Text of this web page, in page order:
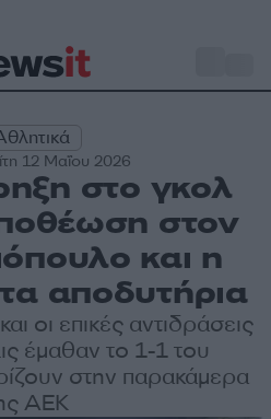
12 Μαΐου 2026
στο γκολ
στον
και η
αποδυτήρια
οι επικές αντιδράσεις
έμαθαν το 1-1 του
στην παρακάμερα
ΑΕΚ